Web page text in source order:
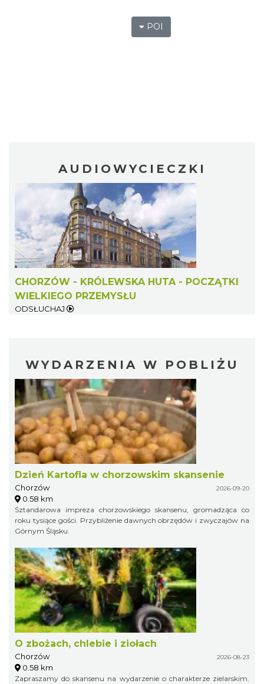
POI
AUDIOWYCIECZKI
CHORZÓW - KRÓLEWSKA HUTA - POCZĄTKI
WIELKIEGO PRZEMYSŁU
ODSŁUCHAJ
WYDARZENIA W POBLIŻU
Dzień Kartofla w chorzowskim skansenie
Chorzów 2026-09-20
0.58 km
Sztandarowa impreza chorzowskiego skansenu, gromadząca co
roku tysiące gości. Przybliżenie dawnych obrzędów i zwyczajów na
Górnym Śląsku.
O zbożach, chlebie i ziołach
Chorzów 2026-08-23
0.58 km
Zapraszamy do skansenu na wydarzenie o charakterze zielarskim.